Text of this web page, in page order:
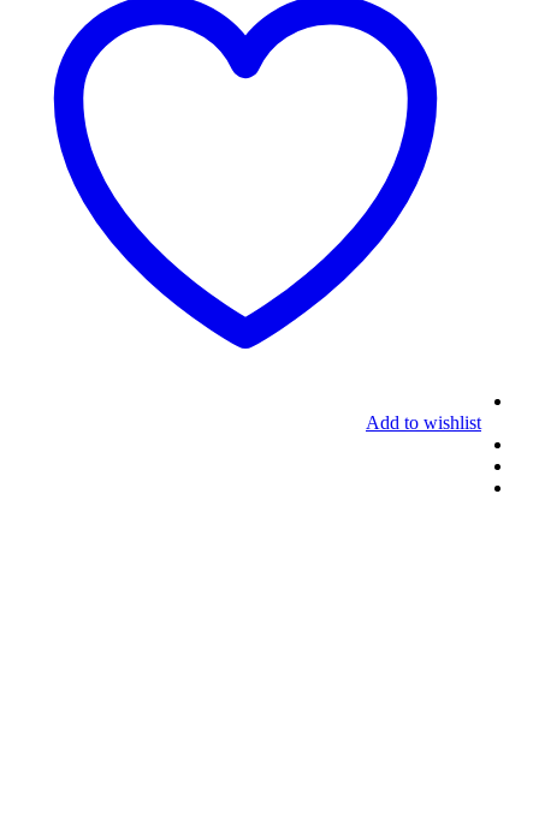
Add to wishlist